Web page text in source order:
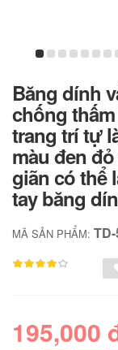
Băng dính
chống
trang trí tự
màu đen
giãn có thể
tay băng
MÃ SẢN PHẨM:
195,000